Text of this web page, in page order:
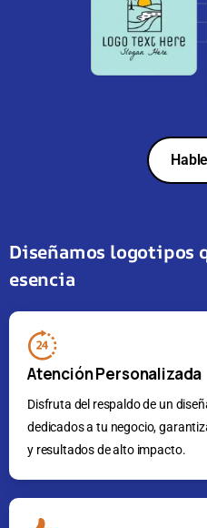
Diseñamos logotipos
esencia
Atención Personalizada
Disfruta del respaldo de un
dedicados a tu negocio,
y resultados de alto impacto.